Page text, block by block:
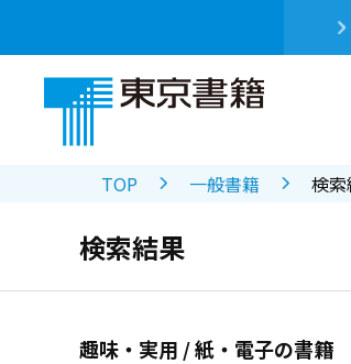
TOP 一般書籍 検
検索結果
趣味・実用 / 紙・電子の書籍